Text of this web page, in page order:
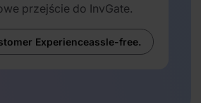
przejście do InvGate.
Experienceassle-free.